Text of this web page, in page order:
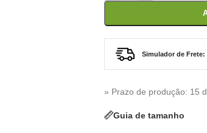
Simulador de Frete:
» Prazo de produção: 15
Guia de tamanho